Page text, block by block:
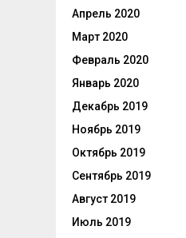
Апрель 2020
Март 2020
Февраль 2020
Январь 2020
Декабрь 2019
Ноябрь 2019
Октябрь 2019
Сентябрь 2019
Август 2019
Июль 2019